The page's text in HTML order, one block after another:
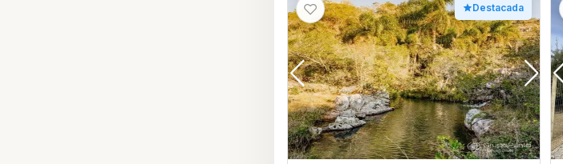
Destacada